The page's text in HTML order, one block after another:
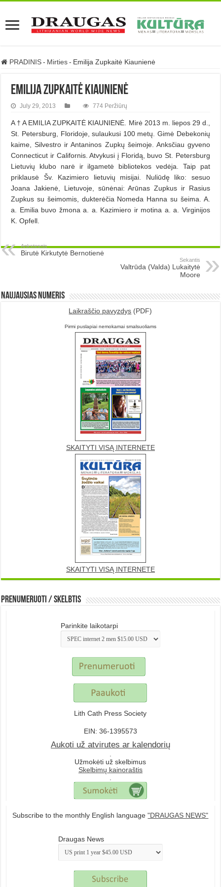
PRADINIS - Mirties - Emilija Zupkaitė Kiaunienė
Emilija Zupkaitė Kiaunienė
July 29, 2013 774 Peržiūrų
A † A EMILIA ZUPKAITĖ KIAUNIENĖ. Mirė 2013 m. liepos 29 d.,
St. Petersburg, Floridoje, sulaukusi 100 metų. Gimė Debekonių
kaime, Silvestro ir Antaninos Zupkų šeimoje. Anksčiau gyveno
Connecticut ir Californis. Atvykusi į Floridą, buvo St. Petersburg
Lietuvių klubo narė ir ilgametė bibliotekos vedėja. Taip pat
priklausė Šv. Kazimiero lietuvių misijai. Nuliūdę liko: sesuo
Joana Jakienė, Lietuvoje, sūnėnai: Arūnas Zupkus ir Rasius
Zupkus su šeimomis, dukterėčia Nomeda Hanna su šeima. A.
a. Emilia buvo žmona a. a. Kazimiero ir motina a. a. Virginijos
K. Opfell.
Ankstesnis
Birutė Kirkutytė Bernotienė
Sekantis
Valtrūda (Valda) Lukaitytė
Moore
Naujausias numeris
Laikraščio pavyzdys (PDF)
Pirmi puslapiai nemokamai smalsuoliams
SKAITYTI VISĄ INTERNETE
SKAITYTI VISĄ INTERNETE
Prenumeruoti / Skelbtis
Parinkite laikotarpi
Lith Cath Press Society
EIN: 36-1395573
Aukoti už atvirutes ar kalendorių
Užmokėti už skelbimus
Skelbimų kainoraštis
Subscribe to the monthly English language"DRAUGAS NEWS"
Draugas News